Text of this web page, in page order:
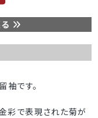
です。
彩で表現された菊が